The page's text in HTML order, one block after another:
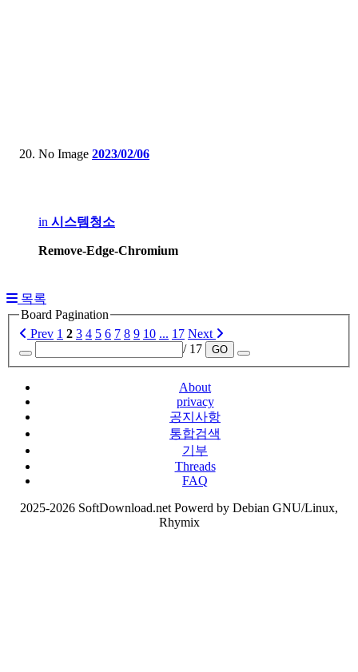
No Image 2023/02/06
in 시스템청소
Remove-Edge-Chromium
목록
Board Pagination
Prev 1 2 3 4 5 6 7 8 9 10 ... 17 Next
/ 17
GO
About
privacy
공지사항
통합검색
기부
Threads
FAQ
2025-2026 SoftDownload.net Powerd by Debian GNU/Linux,
Rhymix